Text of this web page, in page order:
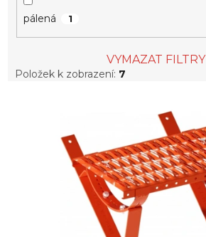
pálená 1
VYMAZAT FILTRY
Položek k zobrazení: 7